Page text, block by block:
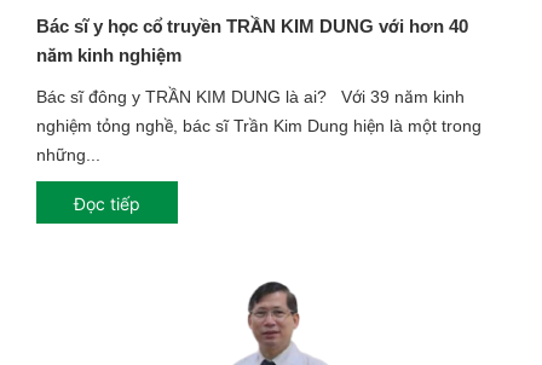
Bác sĩ y học cổ truyền TRẦN KIM DUNG với hơn 40
năm kinh nghiệm
Bác sĩ đông y TRẦN KIM DUNG là ai? Với 39 năm kinh
nghiệm tỏng nghề, bác sĩ Trần Kim Dung hiện là một trong
những...
Đọc tiếp